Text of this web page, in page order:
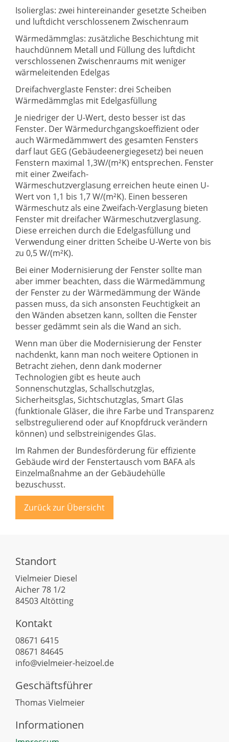
Isolierglas: zwei hintereinander gesetzte Scheiben
und luftdicht verschlossenem Zwischenraum
Wärmedämmglas: zusätzliche Beschichtung mit
hauchdünnem Metall und Füllung des luftdicht
verschlossenen Zwischenraums mit weniger
wärmeleitenden Edelgas
Dreifachverglaste Fenster: drei Scheiben
Wärmedämmglas mit Edelgasfüllung
Je niedriger der U-Wert, desto besser ist das
Fenster. Der Wärmedurchgangskoeffizient oder
auch Wärmedämmwert des gesamten Fensters
darf laut GEG (Gebäudeenergiegesetz) bei neuen
Fenstern maximal 1,3W/(m²K) entsprechen. Fenster
mit einer Zweifach-
Wärmeschutzverglasung erreichen heute einen U-
Wert von 1,1 bis 1,7 W/(m²K). Einen besseren
Wärmeschutz als eine Zweifach-Verglasung bieten
Fenster mit dreifacher Wärmeschutzverglasung.
Diese erreichen durch die Edelgasfüllung und
Verwendung einer dritten Scheibe U-Werte von bis
zu 0,5 W/(m²K).
Bei einer Modernisierung der Fenster sollte man
aber immer beachten, dass die Wärmedämmung
der Fenster zu der Wärmedämmung der Wände
passen muss, da sich ansonsten Feuchtigkeit an
den Wänden absetzen kann, sollten die Fenster
besser gedämmt sein als die Wand an sich.
Wenn man über die Modernisierung der Fenster
nachdenkt, kann man noch weitere Optionen in
Betracht ziehen, denn dank moderner
Technologien gibt es heute auch
Sonnenschutzglas, Schallschutzglas,
Sicherheitsglas, Sichtschutzglas, Smart Glas
(funktionale Gläser, die ihre Farbe und Transparenz
selbstregulierend oder auf Knopfdruck verändern
können) und selbstreinigendes Glas.
Im Rahmen der Bundesförderung für effiziente
Gebäude wird der Fenstertausch vom BAFA als
Einzelmaßnahme an der Gebäudehülle
bezuschusst.
Zurück zur Übersicht
Standort
Vielmeier Diesel
Aicher 78 1/2
84503 Altötting
Kontakt
08671 6415
08671 84645
info@vielmeier-heizoel.de
Geschäftsführer
Thomas Vielmeier
Informationen